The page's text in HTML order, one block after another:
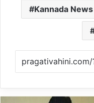
Kannada News